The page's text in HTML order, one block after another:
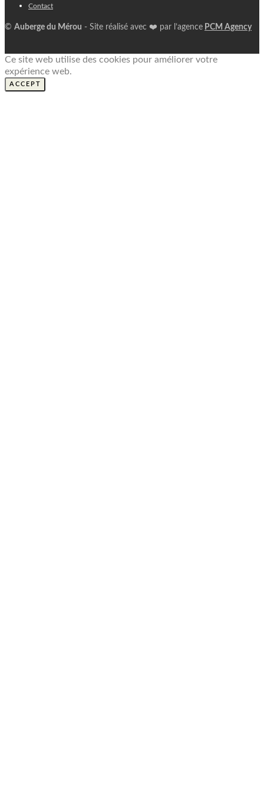
Contact
© Auberge du Mérou - Site réalisé avec ❤️ par l’agence PCM Agency
Ce site web utilise des cookies pour améliorer votre
expérience web.
ACCEPT